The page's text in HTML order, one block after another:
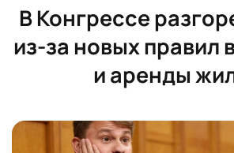
В Конгрессе
из-за новых правил
и аренды